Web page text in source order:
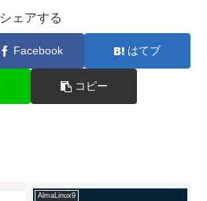
シェアする
Facebook はてブ
コピー
AlmaLinux9